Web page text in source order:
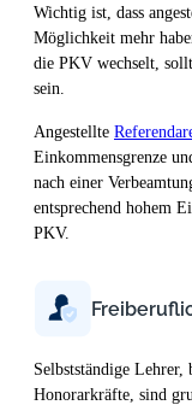
Wichtig ist, dass
Möglichkeit mehr
die PKV wechselt,
sein.
Angestellte
Einkommensgrenze
nach einer
entsprechend hohem
PKV.
Selbstständige
Honorarkräfte, sind